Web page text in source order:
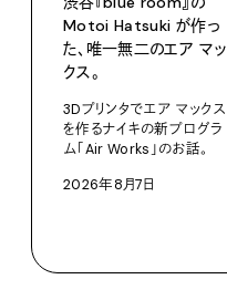
Motoi Hatsuki が作っ
た、唯⼀無⼆のエア マッ
クス。
3Dプリンタでエア マックス
を作るナイキの新プログラ
ム「Air Works」のお話。
2026年8月7日